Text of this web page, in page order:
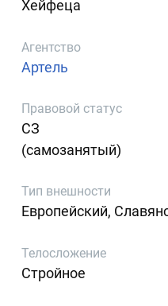
Хейфеца
Агентство
Артель
Правовой статус
СЗ
(самозанятый)
Тип внешности
Европейский,
Телосложение
Стройное